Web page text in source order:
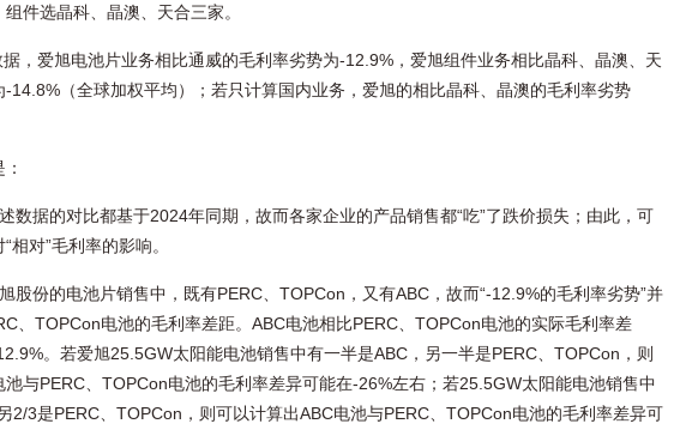
件选晶科、晶澳、天合三家。
，爱旭电池片业务相比通威的毛利率劣势为-12.9%，爱旭组件业务相比晶科、晶澳、天
-14.8%（全球加权平均）；若只计算国内业务，爱旭的相比晶科、晶澳的毛利率劣势
述数据的对比都基于2024年同期，故而各家企业的产品销售都“吃”了跌价损失；由此，可
相对”毛利率的影响。
旭股份的电池片销售中，既有PERC、TOPCon，又有ABC，故而“-12.9%的毛利率劣势”并
、TOPCon电池的毛利率差距。ABC电池相比PERC、TOPCon电池的实际毛利率差
。若爱旭25.5GW太阳能电池销售中有一半是ABC，另一半是PERC、TOPCon，则
池与PERC、TOPCon电池的毛利率差异可能在-26%左右；若25.5GW太阳能电池销售中
2/3是PERC、TOPCon，则可以计算出ABC电池与PERC、TOPCon电池的毛利率差异可